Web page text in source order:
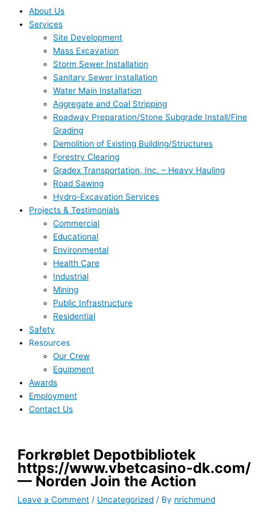
About Us
Services
Site Development
Mass Excavation
Storm Sewer Installation
Sanitary Sewer Installation
Water Main Installation
Aggregate and Coal Stripping
Roadway Preparation/Stone Subgrade Install/Fine
Grading
Demolition of Existing Building/Structures
Forestry Clearing
Gradex Transportation, Inc. – Heavy Hauling
Road Sawing
Hydro-Excavation Services
Projects & Testimonials
Commercial
Educational
Environmental
Health Care
Industrial
Mining
Public Infrastructure
Residential
Safety
Resources
Our Crew
Equipment
Awards
Employment
Contact Us
Forkrøblet Depotbibliotek
https://www.vbetcasino-dk.com/
— Norden Join the Action
Leave a Comment / Uncategorized / By nrichmund